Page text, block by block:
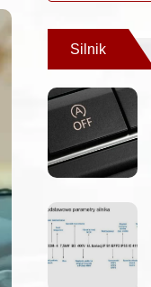
Silnik